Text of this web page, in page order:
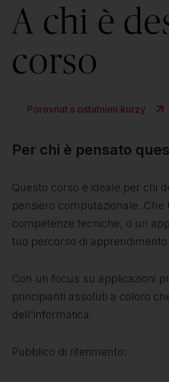
A chi è
corso
Porovnat s ostatními kurzy
Per chi è pensato
Questo corso è ideale per chi
pensiero computazionale.
competenze tecniche, o un
tuo percorso di apprendimento.
Con un focus su applicazioni
principianti assoluti a coloro
dell'informatica.
Pubblico di riferimento: